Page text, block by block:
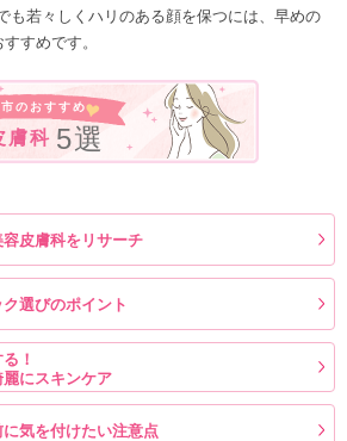
も若々しくハリのある顔を保つには、早めの
すめです。
のおすすめ
膚科 5選
皮膚科をリサーチ
選びのポイント
！
にスキンケア
気を付けたい注意点